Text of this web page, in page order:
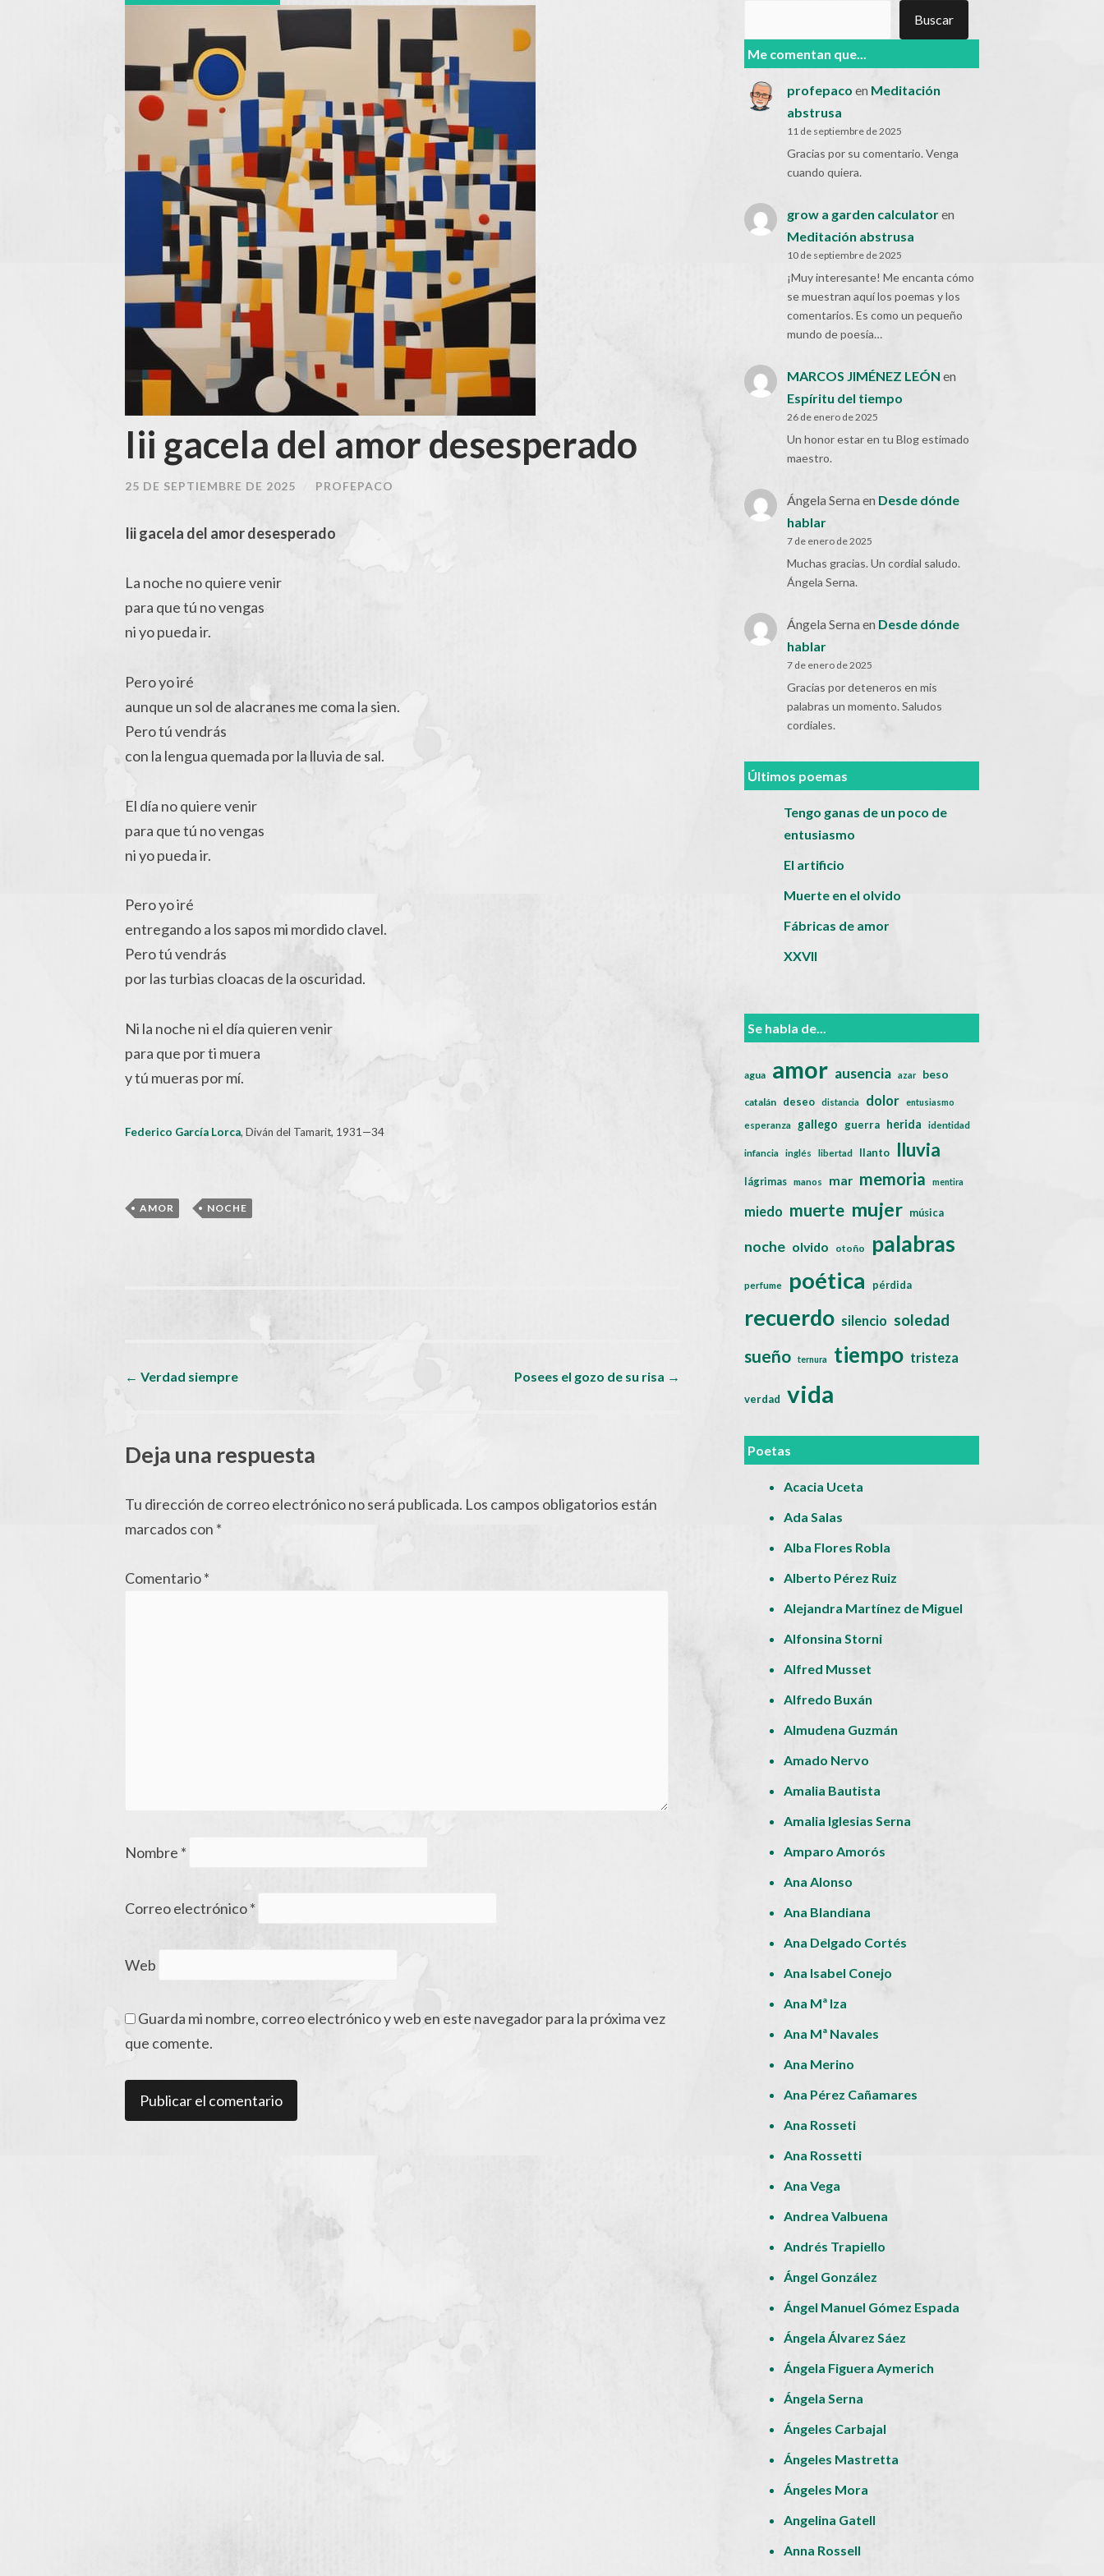
Iii gacela del amor desesperado
25 DE SEPTIEMBRE DE 2025 PROFEPACO
Iii gacela del amor desesperado
La noche no quiere venir
para que tú no vengas
ni yo pueda ir.
Pero yo iré
aunque un sol de alacranes me coma la sien.
Pero tú vendrás
con la lengua quemada por la lluvia de sal.
El día no quiere venir
para que tú no vengas
ni yo pueda ir.
Pero yo iré
entregando a los sapos mi mordido clavel.
Pero tú vendrás
por las turbias cloacas de la oscuridad.
Ni la noche ni el día quieren venir
para que por ti muera
y tú mueras por mí.
Federico García Lorca, Diván del Tamarit, 1931—34
AMOR , NOCHE
Navegador
artículos
← Verdad siempre Posees el gozo de su risa →
Deja una respuesta
Tu dirección de correo electrónico no será publicada. Los campos obligatorios están
marcados con *
Comentario*
Nombre *
Correo electrónico*
Web
Guarda mi nombre, correo electrónico y web en este navegador para la próxima vez
que comente.
Buscar
Me comentan que...
profepaco en Meditación
abstrusa
11 de septiembre de 2025
Gracias por su comentario. Venga
cuando quiera.
grow a garden calculatoren
Meditación abstrusa
10 de septiembre de 2025
¡Muy interesante! Me encanta cómo
se muestran aquí los poemas y los
comentarios. Es como un pequeño
mundo de poesía…
MARCOS JIMÉNEZ LEÓN en
Espíritu del tiempo
26 de enero de 2025
Un honor estar en tu Blog estimado
maestro.
Ángela Serna en Desde dónde
hablar
7 de enero de 2025
Muchas gracias. Un cordial saludo.
Ángela Serna.
Ángela Serna en Desde dónde
hablar
7 de enero de 2025
Gracias por deteneros en mis
palabras un momento. Saludos
cordiales.
Últimos poemas
Tengo ganas de un poco de
entusiasmo
El artificio
Muerte en el olvido
Fábricas de amor
XXVII
Se habla de...
agua amor ausencia azar beso
catalán deseo distancia dolor entusiasmo
esperanza gallego guerra herida identidad
infancia inglés libertad llanto lluvia
lágrimas manos mar memoria mentira
miedo muerte mujer música
noche olvido otoño palabras
perfume poética pérdida
recuerdo silencio soledad
sueño ternura tiempo tristeza
verdad vida
Poetas
Acacia Uceta
Ada Salas
Alba Flores Robla
Alberto Pérez Ruiz
Alejandra Martínez de Miguel
Alfonsina Storni
Alfred Musset
Alfredo Buxán
Almudena Guzmán
Amado Nervo
Amalia Bautista
Amalia Iglesias Serna
Amparo Amorós
Ana Alonso
Ana Blandiana
Ana Delgado Cortés
Ana Isabel Conejo
Ana Mª Iza
Ana Mª Navales
Ana Merino
Ana Pérez Cañamares
Ana Rosseti
Ana Rossetti
Ana Vega
Andrea Valbuena
Andrés Trapiello
Ángel González
Ángel Manuel Gómez Espada
Ángela Álvarez Sáez
Ángela Figuera Aymerich
Ángela Serna
Ángeles Carbajal
Ángeles Mastretta
Ángeles Mora
Angelina Gatell
Anna Rossell